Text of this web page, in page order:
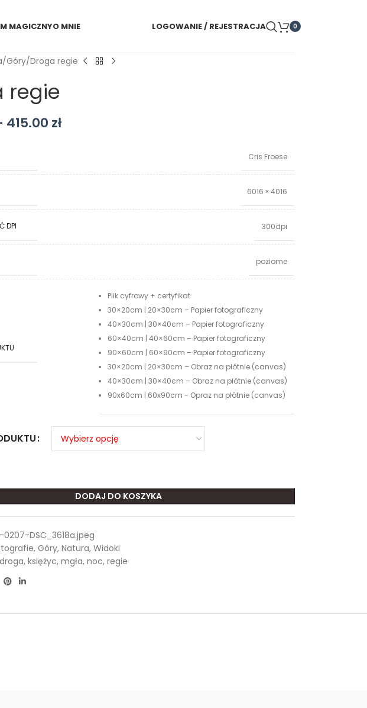
MAGICZNYO MNIE LOGOWANIE / REJESTRACJA 0
Góry Droga regie
regie
415.00 zł
Cris Froese
6016 × 4016
DPI 300dpi
poziome
Plik cyfrowy + certyfikat
30×20cm | 20×30cm – Papier fotograficzny
40×30cm | 30×40cm – Papier fotograficzny
60×40cm | 40×60cm – Papier fotograficzny
90×60cm | 60×90cm – Papier fotograficzny
30×20cm | 20×30cm – Obraz na płótnie (canvas)
40×30cm | 30×40cm – Obraz na płótnie (canvas)
90x60cm | 60x90cm - Opraz na płótnie (canvas)
DODAJ DO KOSZYKA
0207-DSC_3618a.jpeg
, Góry, Natura, Widoki
droga, księżyc, mgła, noc, regie